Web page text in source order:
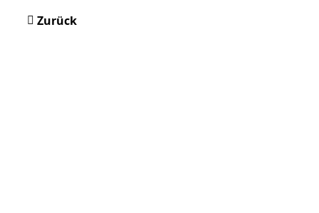
Zurück